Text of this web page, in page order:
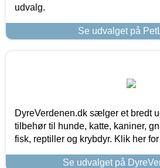
udvalg.
Se udvalget på
DyreVerdenen.dk sælger et bredt
tilbehør til hunde, katte, kaniner,
fisk, reptiller og krybdyr. Klik her
Se udvalget på